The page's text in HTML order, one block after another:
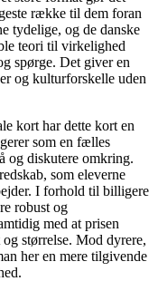
række til dem foran
tydelige, og de danske
teori til virkelighed
spørge. Det giver en
og kulturforskelle uden
kort har dette kort en
som en fælles
og diskutere omkring.
som eleverne
I forhold til billigere
robust og
med at prisen
størrelse. Mod dyrere,
her en mere tilgivende